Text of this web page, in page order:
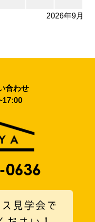
2026年9月
合わせ
0636